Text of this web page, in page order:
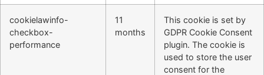
cookielawinfo-
checkbox-
performance
11
months
This cookie is set by
GDPR Cookie Consent
plugin. The cookie is
used to store the user
consent for the